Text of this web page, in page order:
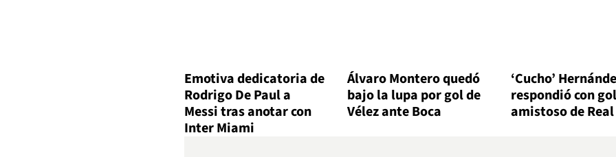
Emotiva dedicatoria de
Rodrigo De Paul a
Messi tras anotar con
Inter Miami
Álvaro Montero quedó
bajo la lupa por gol de
Vélez ante Boca
‘Cucho’
respondió con
amistoso de